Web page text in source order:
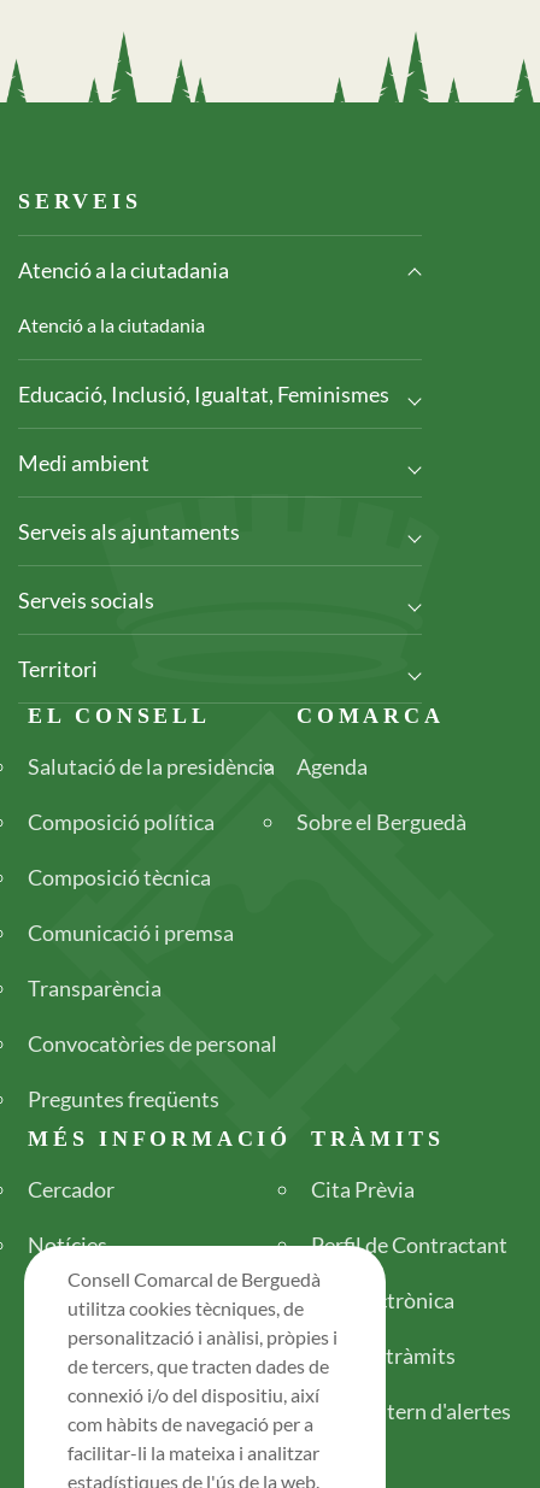
Footer serveis
SERVEIS
Atenció a la ciutadania
Atenció a la ciutadania
Educació, Inclusió, Igualtat, Feminismes
Medi ambient
Serveis als ajuntaments
Serveis socials
Territori
Footer
EL CONSELL
Salutació de la presidència
Composició política
Composició tècnica
Comunicació i premsa
Transparència
Convocatòries de personal
Preguntes freqüents
COMARCA
Agenda
Sobre el Berguedà
MÉS INFORMACIÓ
Cercador
Notícies
TRÀMITS
Cita Prèvia
Perfil de Contractant
Seu electrònica
Tots els tràmits
Canal intern d'alertes
Consell Comarcal de Berguedà
utilitza cookies tècniques, de
personalització i anàlisi, pròpies i
de tercers, que tracten dades de
connexió i/o del dispositiu, així
com hàbits de navegació per a
facilitar-li la mateixa i analitzar
estadístiques de l'ús de la web.